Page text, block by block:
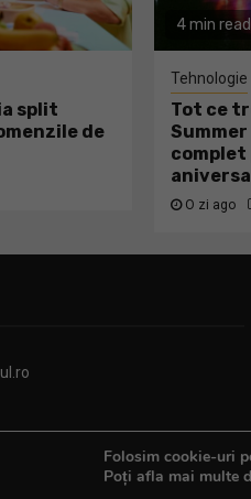
split
de
4 min read
Tehnologie
Tot ce
Summer
O zi ago
Folosim cookie-uri
Poți afla mai multe